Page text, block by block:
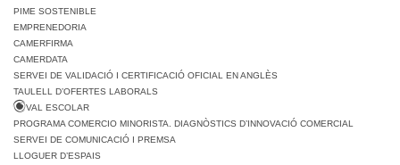
PIME SOSTENIBLE
EMPRENEDORIA
CAMERFIRMA
CAMERDATA
SERVEI DE VALIDACIÓ I CERTIFICACIÓ OFICIAL EN ANGLÈS
TAULELL D’OFERTES LABORALS
VAL ESCOLAR
PROGRAMA COMERCIO MINORISTA. DIAGNÒSTICS D’INNOVACIÓ COMERCIAL
SERVEI DE COMUNICACIÓ I PREMSA
LLOGUER D’ESPAIS